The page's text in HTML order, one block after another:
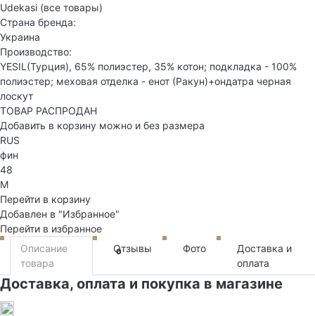
Udekasi (все товары)
Страна бренда:
Украина
Производство:
YESIL(Турция), 65% полиэстер, 35% котон; подкладка - 100%
полиэстер; меховая отделка - енот (Ракун)+ондатра черная
лоскут
ТОВАР РАСПРОДАН
Добавить в корзину можно и без размера
RUS
фин
48
M
Перейти в корзину
Добавлен в "Избранное"
Перейти в избранное
Описание
товара
Отзывы
0 Фото
Доставка и
оплата
Доставка, оплата и покупка в магазине